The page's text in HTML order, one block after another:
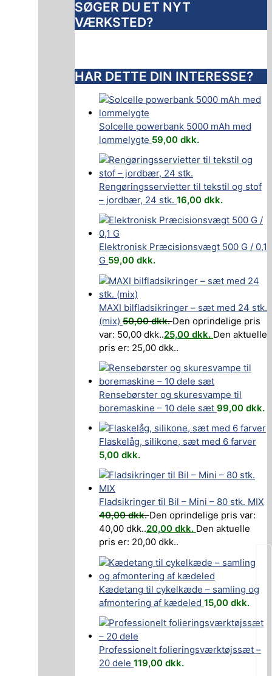
SØGER DU ET NYT
VÆRKSTED?
HAR DETTE DIN INTERESSE?
Solcelle powerbank 5000 mAh med
lommelygte 59,00 dkk.
Rengøringsservietter til tekstil og stof
– jordbær, 24 stk. 16,00 dkk.
Elektronisk Præcisionsvægt 500 G / 0,1
G 59,00 dkk.
MAXI bilfladsikringer – sæt med 24 stk.
(mix) 50,00dkk.Den oprindelige pris
var: 50,00 dkk..25,00 dkk. Den aktuelle
pris er: 25,00 dkk..
Rensebørster og skuresvampe til
boremaskine – 10 dele sæt 99,00 dkk.
Flaskelåg, silikone, sæt med 6 farver
5,00 dkk.
Fladsikringer til Bil – Mini – 80 stk. MIX
40,00dkk.Den oprindelige pris var:
40,00 dkk..20,00 dkk. Den aktuelle
pris er: 20,00 dkk..
Kædetang til cykelkæde – samling og
afmontering af kædeled 15,00 dkk.
Professionelt folieringsværktøjssæt –
20 dele 119,00 dkk.